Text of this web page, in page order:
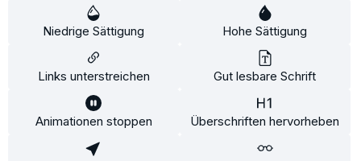
* Alle Preise inkl. gesetzl. Mehrwertsteuer zzgl.
und ggf. Nachnahmegebühren, wenn
Niedrige Sättigung Hohe Sättigung
Links unterstreichen Gut lesbare Schrift
Animationen stoppen Überschriften hervorheben
Diese Website verwendet Cookies, um eine bestmögliche
Erfahrung bieten zu können.
Mehr Informationen ...